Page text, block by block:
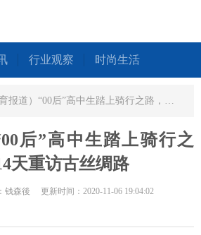
行业观察 时尚生活
）“00后”高中生踏上骑行之路，全程历时14天重访古丝绸路
后”高中生踏上骑行之
天重访古丝绸路
钱森後
更新时间：2020-11-06 19:04:02